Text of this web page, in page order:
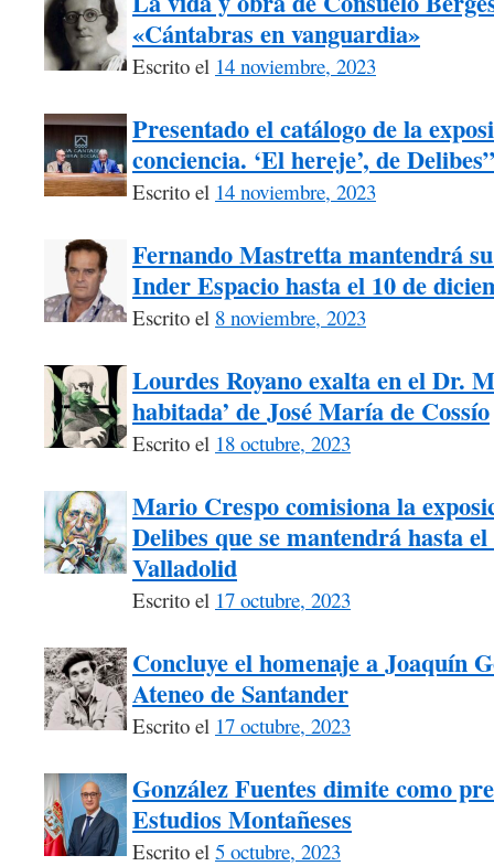
«Cántabras en vanguardia»
Escrito el 14 noviembre, 2023
Presentado el catálogo de la
conciencia. ‘El hereje’, de Delibes”
Escrito el 14 noviembre, 2023
Fernando Mastretta mantendrá
Inder Espacio hasta el 10 de
Escrito el 8 noviembre, 2023
Lourdes Royano exalta en el Dr.
habitada’ de José María de Cossío
Escrito el 18 octubre, 2023
Mario Crespo comisiona la
Delibes que se mantendrá hasta
Valladolid
Escrito el 17 octubre, 2023
Concluye el homenaje a Joaquín
Ateneo de Santander
Escrito el 17 octubre, 2023
González Fuentes dimite como
Estudios Montañeses
Escrito el 5 octubre, 2023